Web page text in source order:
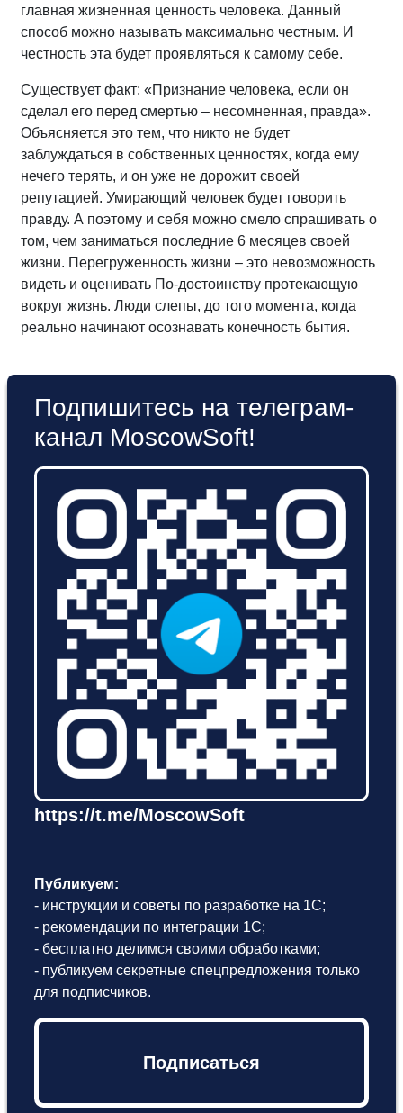
главная жизненная ценность человека. Данный
способ можно называть максимально честным. И
честность эта будет проявляться к самому себе.
Существует факт: «Признание человека, если он
сделал его перед смертью – несомненная, правда».
Объясняется это тем, что никто не будет
заблуждаться в собственных ценностях, когда ему
нечего терять, и он уже не дорожит своей
репутацией. Умирающий человек будет говорить
правду. А поэтому и себя можно смело спрашивать о
том, чем заниматься последние 6 месяцев своей
жизни. Перегруженность жизни – это невозможность
видеть и оценивать По-достоинству протекающую
вокруг жизнь. Люди слепы, до того момента, когда
реально начинают осознавать конечность бытия.
Подпишитесь на телеграм-
канал MoscowSoft!
https://t.me/MoscowSoft
Публикуем:
- инструкции и советы по разработке на 1С;
- рекомендации по интеграции 1С;
- бесплатно делимся своими обработками;
- публикуем секретные спецпредложения только
для подписчиков.
Подписаться